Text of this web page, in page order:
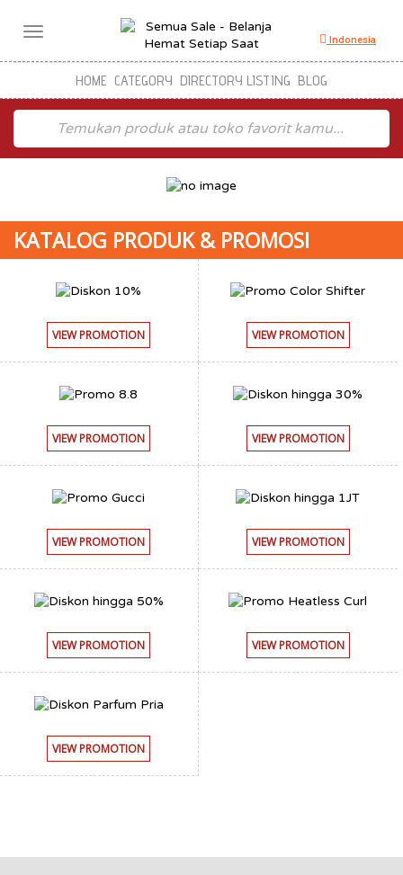
Toggle
Indonesia
HOME CATEGORY DIRECTORY LISTING BLOG
KATALOG PRODUK & PROMOSI
VIEW PROMOTION VIEW PROMOTION
VIEW PROMOTION VIEW PROMOTION
VIEW PROMOTION VIEW PROMOTION
VIEW PROMOTION VIEW PROMOTION
VIEW PROMOTION